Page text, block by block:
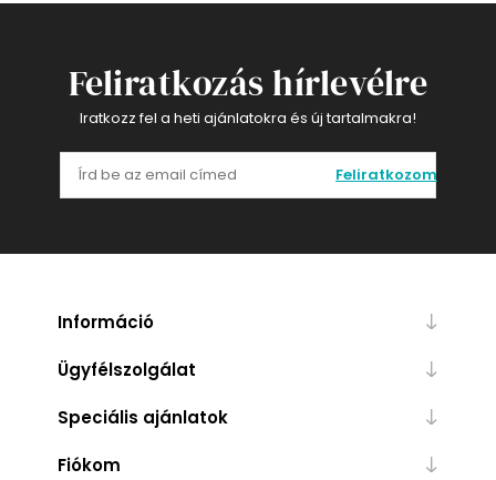
Feliratkozás hírlevélre
Iratkozz fel a heti ajánlatokra és új tartalmakra!
Feliratkozom
Információ
Ügyfélszolgálat
Speciális ajánlatok
Fiókom